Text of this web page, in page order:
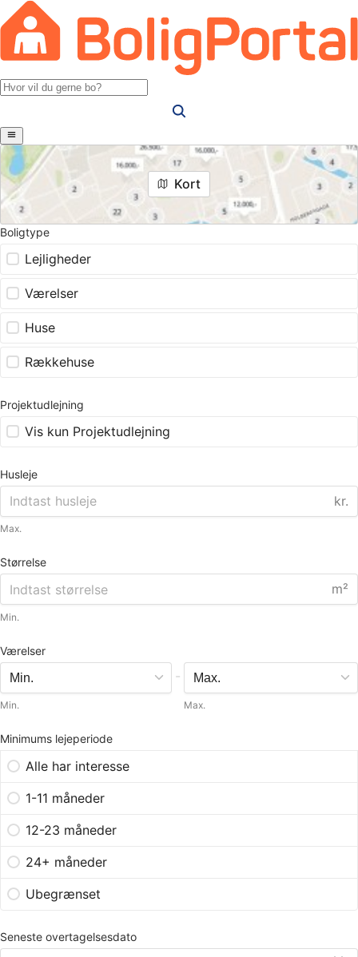
Kort
Boligtype
Lejligheder
Værelser
Huse
Rækkehuse
Projektudlejning
Vis kun Projektudlejning
Husleje
kr.
Max.
Størrelse
m²
Min.
Værelser
Min.
-
Max.
Minimums lejeperiode
Alle har interesse
1-11 måneder
12-23 måneder
24+ måneder
Ubegrænset
Seneste overtagelsesdato